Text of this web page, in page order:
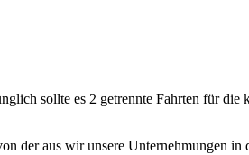
sollte es 2 getrennte Fahrten für
der aus wir unsere Unternehmungen